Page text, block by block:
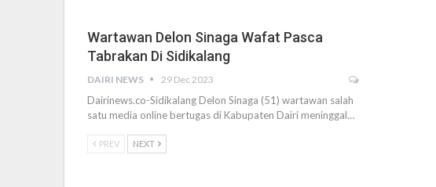
Wartawan Delon Sinaga Wafat Pasca
Tabrakan Di Sidikalang
DAIRI NEWS 29 Dec 2023
Dairinews.co-Sidikalang Delon Sinaga (51) wartawan salah
satu media online bertugas di Kabupaten Dairi meninggal…
PREV NEXT